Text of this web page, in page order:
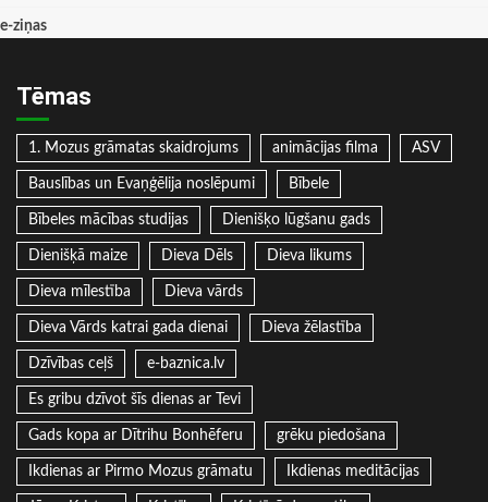
e-ziņas
Tēmas
1. Mozus grāmatas skaidrojums animācijas filma ASV
Bauslības un Evaņģēlija noslēpumi Bībele
Bībeles mācības studijas Dienišķo lūgšanu gads
Dienišķā maize Dieva Dēls Dieva likums
Dieva mīlestība Dieva vārds
Dieva Vārds katrai gada dienai Dieva žēlastība
Dzīvības ceļš e-baznica.lv
Es gribu dzīvot šīs dienas ar Tevi
Gads kopa ar Dītrihu Bonhēferu grēku piedošana
Ikdienas ar Pirmo Mozus grāmatu Ikdienas meditācijas